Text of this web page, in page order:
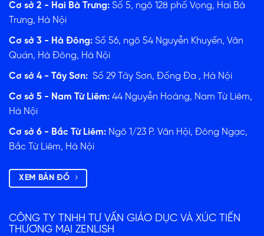
Cơ sở 2 - Hai Bà Trưng: Số 5, ngõ 128 phố Vọng, Hai Bà
Trưng, Hà Nội
Cơ sở 3 - Hà Đông: Số 56, ngõ 54 Nguyễn Khuyến, Văn
Quán, Hà Đông, Hà Nội
Cơ sở 4 - Tây Sơn: Số 29 Tây Sơn, Đống Đa , Hà Nội
Cơ sở 5 - Nam Từ Liêm: 44 Nguyễn Hoàng, Nam Từ Liêm,
Hà Nội
Cơ sở 6 - Bắc Từ Liêm: Ngõ 1/23 P. Văn Hội, Đông Ngạc,
Bắc Từ Liêm, Hà Nội
XEM BẢN ĐỒ
CÔNG TY TNHH TƯ VẤN GIÁO DỤC VÀ XÚC TIẾN
THƯƠNG MẠI ZENLISH